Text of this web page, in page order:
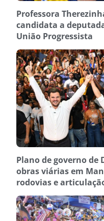
Professora
candidata a
União Progressista
Plano de governo de
obras viárias em
rodovias e